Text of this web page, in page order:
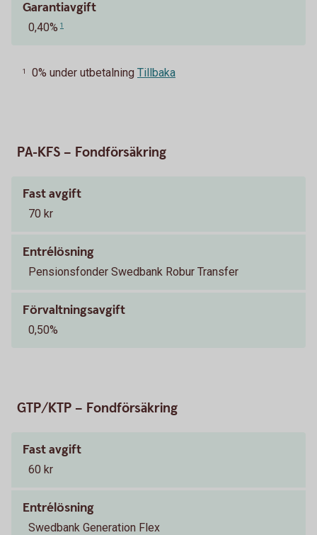
Garantiavgift
0,40% 1
1 0% under utbetalning Tillbaka
PA-KFS – Fondförsäkring
Fast avgift
70 kr
Entrélösning
Pensionsfonder Swedbank Robur Transfer
Förvaltningsavgift
0,50%
GTP/KTP – Fondförsäkring
Fast avgift
60 kr
Entrélösning
Swedbank Generation Flex